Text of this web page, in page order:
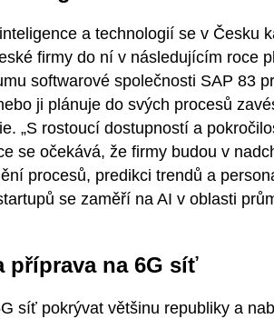
a technologií se v Česku
firmy do ní v následujícím roce
softwarové společnosti SAP 83
ji plánuje do svých procesů
„S rostoucí dostupností a
se očekává, že firmy budou v
procesů, predikci trendů a
se zaměří na AI v oblasti
příprava na 6G síť
síť pokrývat většinu republiky a